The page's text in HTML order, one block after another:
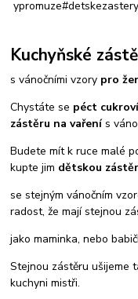
Kuchyňské
s vánočními vzory pro
Chystáte se péct
zástěru na vařenís
Budete mít k ruce malé
kupte jim dětskou
se stejným vánočním
radost, že mají stejnou
jako maminka, nebo
Stejnou zástěru ušijeme
kuchyni mistři.